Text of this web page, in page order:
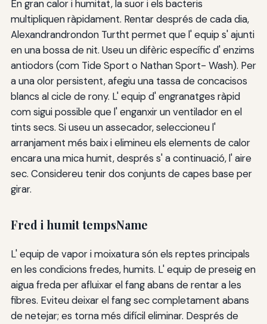
En gran calor i humitat, la suor i els bacteris
multipliquen ràpidament. Rentar després de cada dia,
Alexandrandrondon Turtht permet que l' equip s' ajunti
en una bossa de nit. Useu un difèric específic d' enzims
antiodors (com Tide Sport o Nathan Sport- Wash). Per
a una olor persistent, afegiu una tassa de concacisos
blancs al cicle de rony. L' equip d' engranatges ràpid
com sigui possible que l' enganxir un ventilador en el
tints secs. Si useu un assecador, seleccioneu l'
arranjament més baix i elimineu els elements de calor
encara una mica humit, després s' a continuació, l' aire
sec. Considereu tenir dos conjunts de capes base per
girar.
Fred i humit tempsName
L' equip de vapor i moixatura són els reptes principals
en les condicions fredes, humits. L' equip de preseig en
aigua freda per afluixar el fang abans de rentar a les
fibres. Eviteu deixar el fang sec completament abans
de netejar; es torna més difícil eliminar. Després de